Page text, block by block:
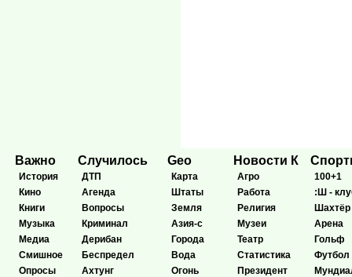
Важно
История
Кино
Книги
Музыка
Медиа
Смишное
Опросы
Случилось
ДТП
Агенда
Вопросы
Криминал
Дерибан
Беспредел
Ахтунг
Geo
Карта
Штаты
Земля
Азия-с
Города
Вода
Огонь
Новости К
Агро
Работа
Религия
Музеи
Театр
Статистика
Президент
100+1
:Ш -
Шахтёр
Арена
Гольф
Футбол